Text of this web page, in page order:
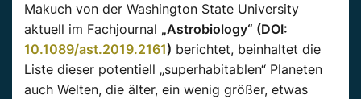
Makuch von der Washington State University
aktuell im Fachjournal „Astrobiology“ (DOI:
10.1089/ast.2019.2161) berichtet, beinhaltet die
Liste dieser potentiell „superhabitablen“ Planeten
auch Welten, die älter, ein wenig größer, etwas